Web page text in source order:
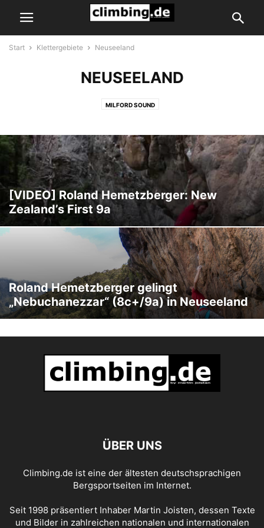
Start Klettergebiete Neuseeland
NEUSEELAND
MILFORD SOUND
[VIDEO] Roland Hemetzberger: New
Zealand’s First 9a
Roland Hemetzberger gelingt
„Nebuchanezzar“ (8c+/9a) in Neuseeland
ÜBER UNS
Climbing.de ist eine der ältesten deutschsprachigen
Bergsportseiten im Internet.
Seit 1998 präsentiert Inhaber Martin Joisten, dessen Texte
und Bilder in zahlreichen nationalen und internationalen